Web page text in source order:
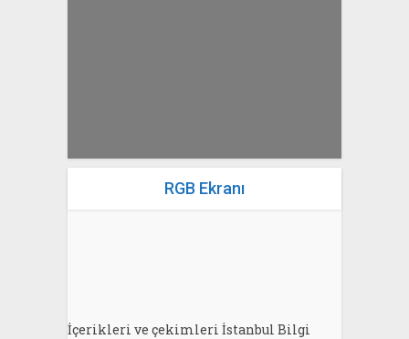
RGB Ekranı
İçerikleri ve çekimleri İstanbul Bilgi